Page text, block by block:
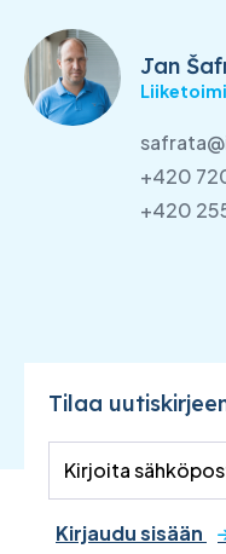
Jan
+420
+420
Tilaa
Kirjaudu sisään